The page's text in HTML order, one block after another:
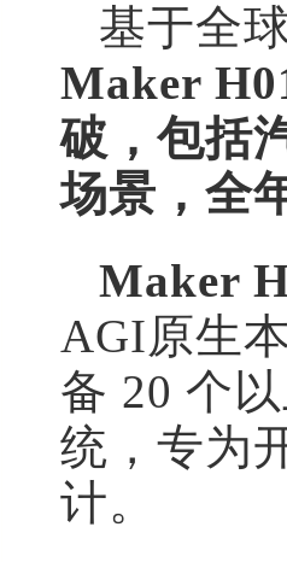
基于全
Maker
破，包括
场景，全
Maker
AGI原生
备 20 个
统，专为
计。